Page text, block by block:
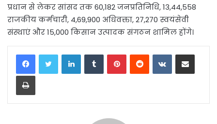
प्रधान से लेकर सांसद तक 60,182 जनप्रतिनिधि, 13,44,558
राजकीय कर्मचारी, 4,69,900 अधिवक्ता, 27,270 स्वयंसेवी
संस्थाएं और 15,000 किसान उत्पादक संगठन शामिल होंगे।
LinkedInTumblrPinterestReddit VKontakteShare via Email
Print